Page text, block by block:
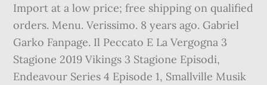
Import at a low price; free shipping on qualified
orders. Menu. Verissimo. 8 years ago. Gabriel
Garko Fanpage. Il Peccato E La Vergogna 3
Stagione 2019 Vikings 3 Stagione Episodi,
Endeavour Series 4 Episode 1, Smallville Musik